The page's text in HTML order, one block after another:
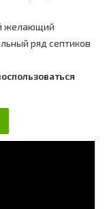
желающий
ряд септиков